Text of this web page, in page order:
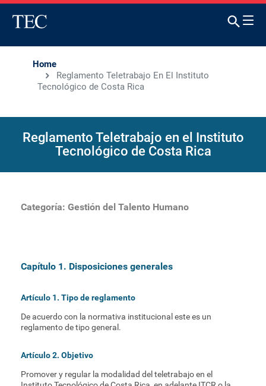
Home
Reglamento Teletrabajo En El Instituto
Tecnológico de Costa Rica
Reglamento Teletrabajo en el Instituto
Tecnológico de Costa Rica
Categoría: Gestión del Talento Humano
Capítulo 1. Disposiciones generales
Artículo 1. Tipo de reglamento
De acuerdo con la normativa institucional este es un
reglamento de tipo general.
Artículo 2. Objetivo
Promover y regular la modalidad del teletrabajo en el